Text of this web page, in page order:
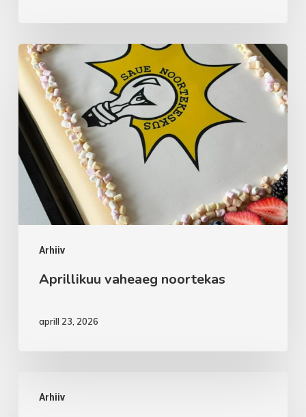
Arhiiv
Aprillikuu
vaheaeg
noortekas
Aprillikuu vaheaeg noortekas
aprill 23, 2026
Arhiiv
tegevused